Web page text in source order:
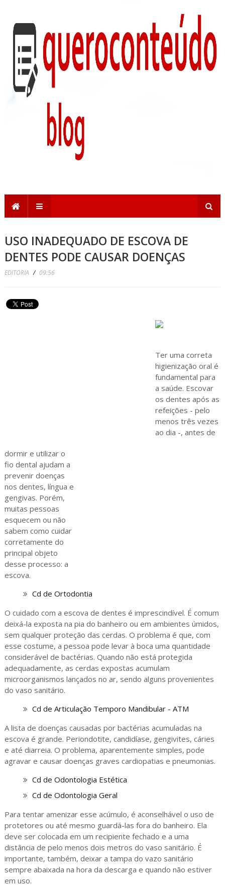
USO INADEQUADO DE ESCOVA DE
DENTES PODE CAUSAR DOENÇAS
EDITORIA / 09:56
Ter uma correta
higienização oral é
fundamental para
a saúde. Escovar
os dentes após as
refeições - pelo
menos três vezes
ao dia -, antes de
dormir e utilizar o
fio dental ajudam a
prevenir doenças
nos dentes, língua e
gengivas. Porém,
muitas pessoas
esquecem ou não
sabem como cuidar
corretamente do
principal objeto
desse processo: a
escova.
Cd de Ortodontia
O cuidado com a escova de dentes é imprescindível. É comum
deixá-la exposta na pia do banheiro ou em ambientes úmidos,
sem qualquer proteção das cerdas. O problema é que, com
esse costume, a pessoa pode levar à boca uma quantidade
considerável de bactérias. Quando não está protegida
adequadamente, as cerdas expostas acumulam
microorganismos lançados no ar, sendo alguns provenientes
do vaso sanitário.
Cd de Articulação Temporo Mandibular - ATM
A lista de doenças causadas por bactérias acumuladas na
escova é grande. Periondotite, candidíase, gengivites, cáries
e até diarreia. O problema, aparentemente simples, pode
agravar e causar doenças graves cardiopatias e pneumonias.
Cd de Odontologia Estética
Cd de Odontologia Geral
Para tentar amenizar esse acúmulo, é aconselhável o uso de
protetores ou até mesmo guardá-las fora do banheiro. Ela
deve ser colocada em um recipiente fechado e a uma
distância de pelo menos dois metros do vaso sanitário. É
importante, também, deixar a tampa do vazo sanitário
sempre abaixada na hora da descarga e quando não estiver
em uso.